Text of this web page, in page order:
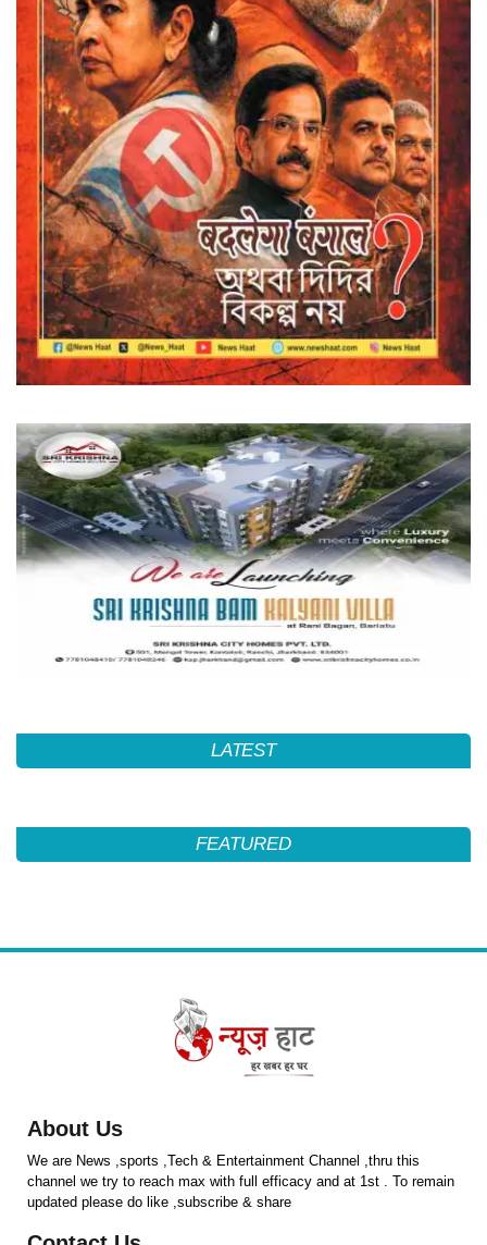
LATEST
FEATURED
About Us
We are News ,sports ,Tech & Entertainment Channel ,thru this
channel we try to reach max with full efficacy and at 1st . To remain
updated please do like ,subscribe & share